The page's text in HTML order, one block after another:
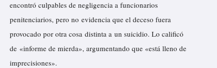
encontró culpables de negligencia a funcionarios
penitenciarios, pero no evidencia que el deceso fuera
provocado por otra cosa distinta a un suicidio. Lo calificó
de «informe de mierda», argumentando que «está lleno de
imprecisiones».